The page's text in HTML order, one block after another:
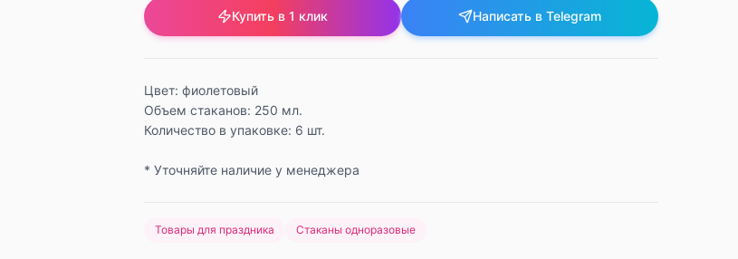
Купить в 1 клик Написать в Telegram
Цвет: фиолетовый
Объем стаканов: 250 мл.
Количество в упаковке: 6 шт.
* Уточняйте наличие у менеджера
Товары для праздника Стаканы одноразовые